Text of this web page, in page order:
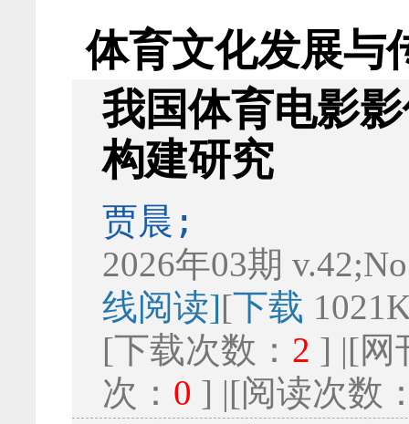
体育文化发展与
我国体育电影
构建研究
贾晨;
2026年03期
线阅读][下载
[下载次数： 2 ] |[网
次： 0 ] |[阅读次数